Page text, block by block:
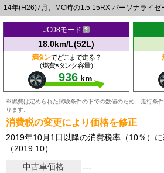
14年(H26)7月、MC時の1.5 15RX パーソナライゼ
JC08モード
18.0km/L(52L)
満タンでどこまで走る？
（燃費×タンク容量）
936 km
※燃費は定められた試験条件の下での数値のため、走行条
ります。
消費税の変更により価格を修正
2019年10月1日以降の消費税率（10％）
（2019.10）
中古車価格
---